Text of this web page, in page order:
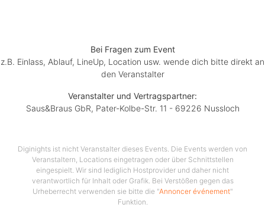
Bei Fragen zum Event
z.B. Einlass, Ablauf, LineUp, Location usw. wende dich bitte direkt an
den Veranstalter
Veranstalter und Vertragspartner:
Saus&Braus GbR, Pater-Kolbe-Str. 11 - 69226 Nussloch
Diginights ist nicht Veranstalter dieses Events. Die Events werden von
Veranstaltern, Locations eingetragen oder über Schnittstellen
eingespielt. Wir sind lediglich Hostprovider und daher nicht
verantwortlich für Inhalt oder Grafik. Bei Verstößen gegen das
Urheberrecht verwenden sie bitte die "Annoncer événement"
Funktion.